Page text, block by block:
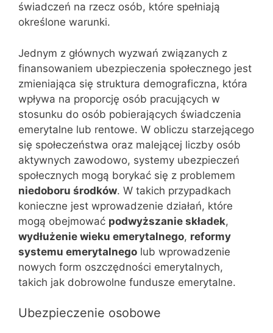
świadczeń na rzecz osób, które spełniają
określone warunki.
Jednym z głównych wyzwań związanych z
finansowaniem ubezpieczenia społecznego jest
zmieniająca się struktura demograficzna, która
wpływa na proporcję osób pracujących w
stosunku do osób pobierających świadczenia
emerytalne lub rentowe. W obliczu starzejącego
się społeczeństwa oraz malejącej liczby osób
aktywnych zawodowo, systemy ubezpieczeń
społecznych mogą borykać się z problemem
niedoboru środków. W takich przypadkach
konieczne jest wprowadzenie działań, które
mogą obejmować podwyższanie składek,
wydłużenie wieku emerytalnego, reformy
systemu emerytalnego lub wprowadzenie
nowych form oszczędności emerytalnych,
takich jak dobrowolne fundusze emerytalne.
Ubezpieczenie osobowe